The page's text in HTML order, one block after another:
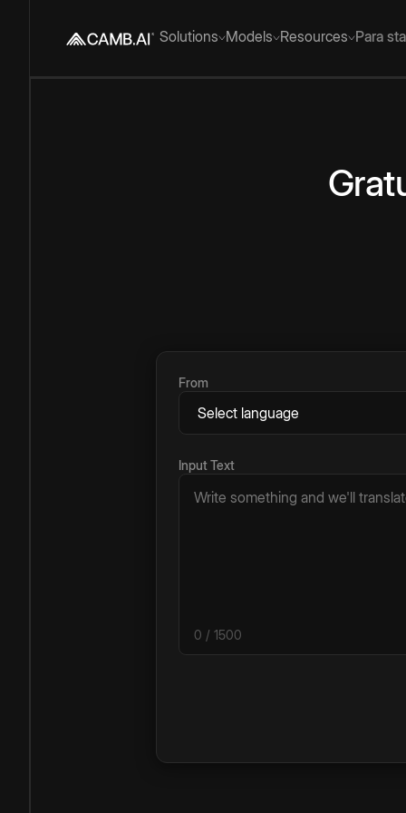
Solutions Models Resources Para
From
Input Text
0 / 1500